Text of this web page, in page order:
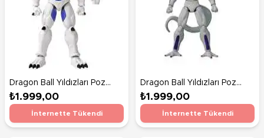
Dragon Ball Yıldızları Poz
Verilebilir Fi̇gürleri̇ 16 Cm
Super Yi-Shinron
₺1.999,00
İnternette Tükendi
Dragon Ball Yıldızları Poz
Verilebilir Fi̇gürleri̇ 16 Cm
Frieza
₺1.999,00
İnternette Tükendi